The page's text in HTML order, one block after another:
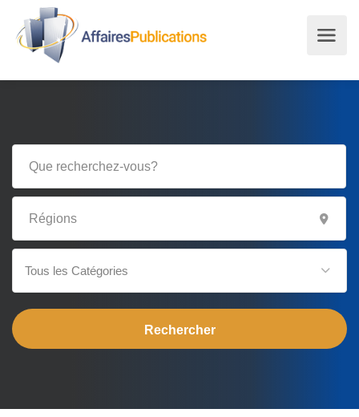
Tous les Catégories